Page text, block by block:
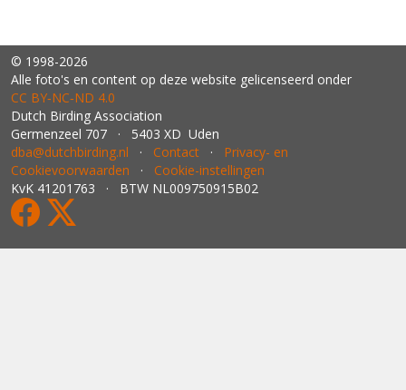
© 1998-2026
Alle foto's en content op deze website gelicenseerd onder
CC BY‑NC‑ND 4.0
Dutch Birding Association
Germenzeel 707 · 5403 XD Uden
dba@dutchbirding.nl · Contact · Privacy- en
Cookievoorwaarden · Cookie-instellingen
KvK 41201763 · BTW NL009750915B02